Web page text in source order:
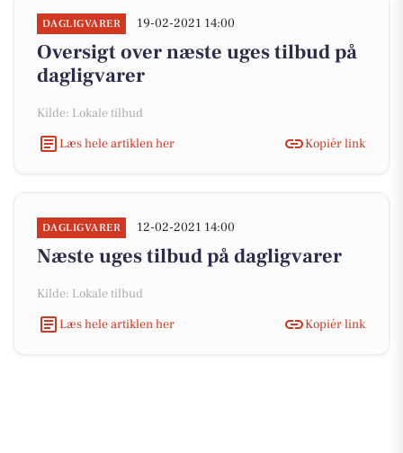
DAGLIGVARER 19-02-2021 14:00
Oversigt over næste uges tilbud på
dagligvarer
Kilde: Lokale tilbud
Læs hele artiklen her
Kopiér link
DAGLIGVARER 12-02-2021 14:00
Næste uges tilbud på dagligvarer
Kilde: Lokale tilbud
Læs hele artiklen her
Kopiér link